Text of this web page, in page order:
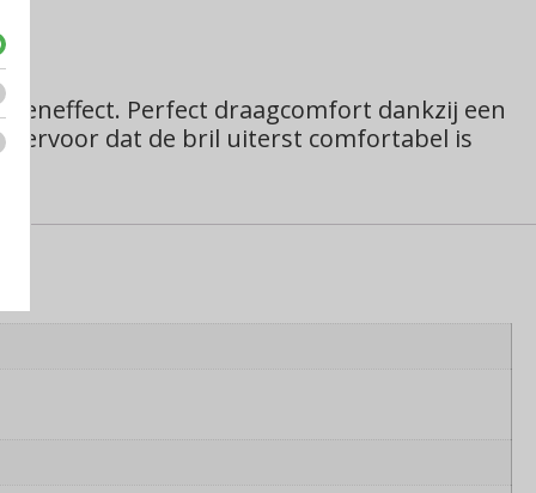
Perfect draagcomfort dankzij een
ervoor dat de bril uiterst comfortabel is